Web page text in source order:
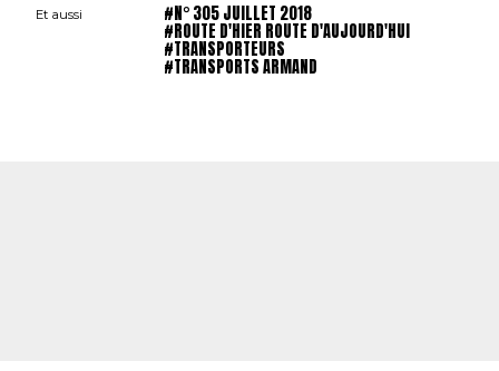
Et aussi #N° 305 JUILLET 2018
#ROUTE D'HIER ROUTE D'AUJOURD'HUI
#TRANSPORTEURS
#TRANSPORTS ARMAND